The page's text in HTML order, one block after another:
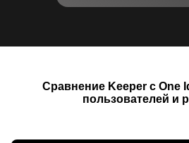
Сравнение Keeper с One
пользователей и